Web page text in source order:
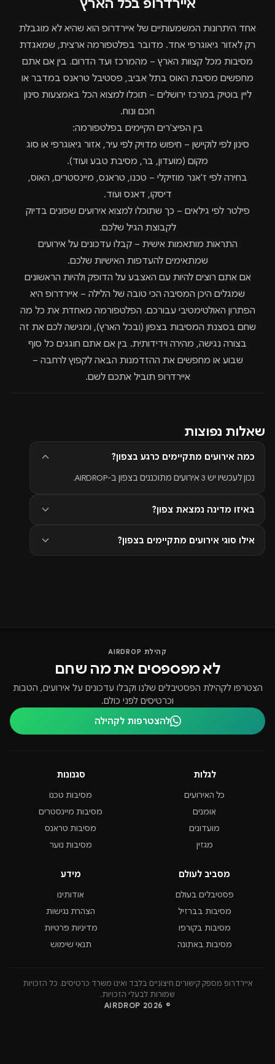
איירדרופ בכל הארץ
אחד היתרונות המשמעותיים של איירדרופ הוא שהיא לא מוגבלת
רק לאזור גיאוגרפי אחד. מדובר בפלטפורמה ארצית, שמאגדת
מסיבות מכל קצוות הארץ – מהמרכז ועד הדרום. בין אם אתם
מחפשים מסיבת האוס בתל אביב, פסטיבל טראנס במדבר או
ליין בוטיק במרכז ירושלים – תוכלו למצוא הכל באמצעות סינון
חכם ונוח.
בין הפיצ'רים הקיימים בפלטפורמה:
סינון לפי לוקיישן – חיפוש מדויק לפי עיר, אזור גיאוגרפי או סוג
מקום (מועדון, בר, מסיבת טבע ועוד).
בחירה לפי ז'אנר מוזיקלי – טכנו, טראנס, מיינסטרים, האוס,
דיסקו, דאנס ועוד.
פילטר לפי גילאים – כך שתוכלו למצוא אירועים שפונים בדיוק
לקבוצת הגיל שלכם.
התראות מותאמות אישית – קבלו עדכונים על אירועים
שמתאימים להעדפות האישיות שלכם.
אם אתם רוצים להיות עם האצבע על הדופק ולהיות הראשונים
שמגלים היכן המסיבה הכי טובה של הלילה – איירדרופ היא
הפתרון האולטימטיבי עבורכם. הפלטפורמה מאחדת את כל מה
שחם בסצנת המסיבות בצפון (ובכל הארץ), ומגישה לכם את זה
בצורה נגישה, מהירה וידידותית. בין אם אתם חוגגים כל סוף
שבוע או מחפשים את ההזדמנות הבאה לקפוץ לרחבה –
איירדרופ תוביל אתכם לשם.
שאלות נפוצות
כמה אירועים מתקיימים כרגע בצפון?
נכון לעכשיו יש 3 אירועים מתוכננים בצפון ב-AIRDROP.
באיזו מדינה נמצאת צפון?
אילו סוגי אירועים מתקיימים בצפון?
קהילת AIRDROP
לא מפספסים את מה שחם
הצטרפו לקהילת הפסטיבלים שלנו וקבלו עדכונים על אירועים, הטבות
וכרטיסים לפני כולם.
להצטרפות לקהילה
לגלות
כל האירועים
אומנים
מועדונים
מגזין
סגנונות
מסיבות טכנו
מסיבות מיינסטרים
מסיבות טראנס
מסיבות נוער
מסביב לעולם
פסטיבלים בעולם
מסיבות בברזיל
מסיבות בקורפו
מסיבות באתונה
מידע
אודותינו
הצהרת נגישות
מדיניות פרטיות
תנאי שימוש
איירדרופ מספק קישורים חיצוניים בלבד ואינו משרד כרטיסים. כל הזכויות
שמורות לבעלי הזכויות.
© 2026 AIRDROP